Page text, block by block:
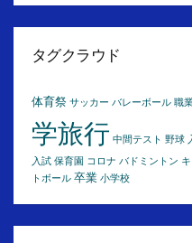
イ
タグクラウド
体育祭 サッカー バレーボール 職
学旅行 中間テスト 野球
入試 保育園 コロナ バドミントン
トボール 卒業 小学校